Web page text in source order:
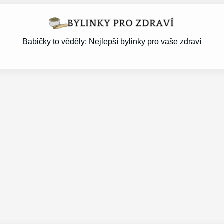
Babičky to věděly: Nejlepší bylinky pro vaše zdraví